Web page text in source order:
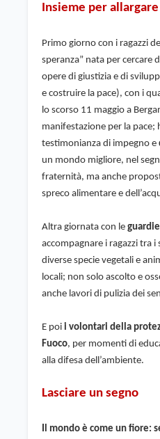
Insieme per
Primo giorno con i ragazzi del
speranza” nata per cercare
opere di giustizia e di
e costruire la pace), con i
lo scorso 11 maggio a
manifestazione per la
testimonianza di impegno e
un mondo migliore, nel
fraternità, ma anche
spreco alimentare e
Altra giornata con le
accompagnare i ragazzi tra i
diverse specie vegetali e
locali; non solo ascolto e
anche lavori di pulizia dei
E poi i volontari della
Fuoco, per momenti di
alla difesa dell’ambiente.
Lasciare un segno
Il mondo è come un fiore: